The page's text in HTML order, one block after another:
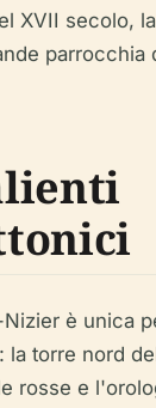
XVII secolo,
parrocchia
è unica
la torre nord
rosse e